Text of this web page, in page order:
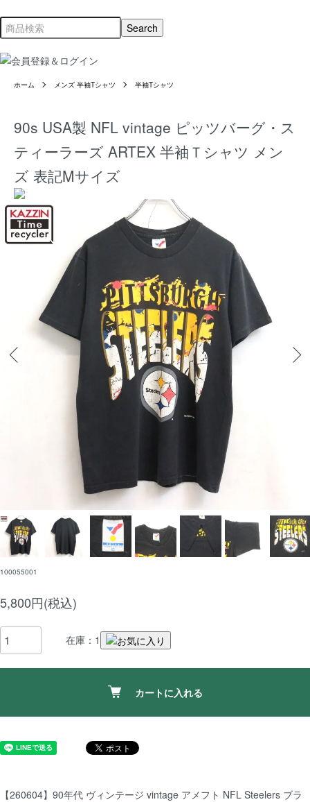
ホーム メンズ 半袖Tシャツ 半袖Tシャツ
90s USA製 NFL vintage ピッツバーグ・ス
ティーラーズ ARTEX 半袖Ｔシャツ メン
ズ 表記Mサイズ
100055001
5,800円(税込)
在庫：1
カートに入れる
【260604】90年代 ヴィンテージ vintage アメフト NFL Steelers ブラ